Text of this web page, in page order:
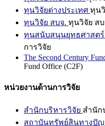
ทุนวิจัยต่างประเทศ ทุน
ทุนวิจัย สบจ. ทุนวิจัย สบ
ทุนสนับสนุนยุทธศาสตร์
การวิจัย
The Second Century
Fund Office (C2F)
หน่วยงานด้านการวิจัย
สำนักบริหารวิจัย สำนัก
สถาบันทรัพย์สินทางปั